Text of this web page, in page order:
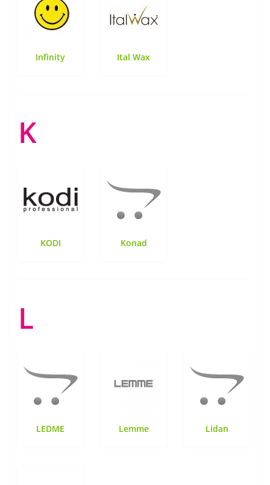
Infinity Ital Wax
K
KODI Konad
L
LEDME Lemme Lidan